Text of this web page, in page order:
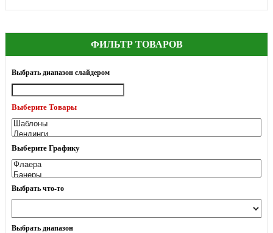
ФИЛЬТР ТОВАРОВ
Выбрать диапазон слайдером
Выберите Товары
Выберите Графику
Выбрать что-то
Выбрать диапазон